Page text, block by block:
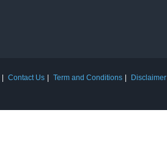
Contact Us Term and Conditions Disclaimer